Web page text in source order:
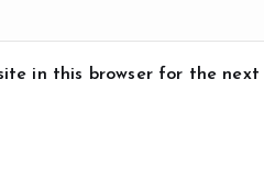
in this browser for the next